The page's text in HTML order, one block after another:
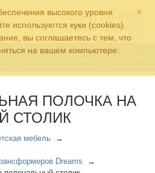
×
высокого уровня
используются куки (cookies).
вы соглашаетесь с тем, что
на вашем компьютере:
+7(800) 201-05-81
+7(910) 127-40-01
Контакты Перезвонить
ПОЛОЧКА НА
СТОЛИК
мебель
Dreams